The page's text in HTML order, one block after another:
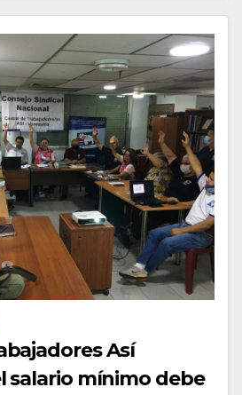
Así
salario mínimo debe